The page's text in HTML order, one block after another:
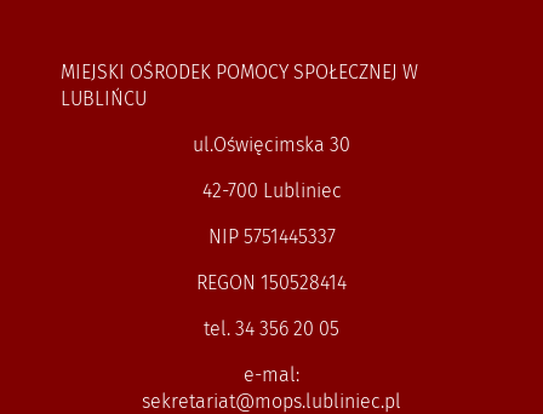
MIEJSKI OŚRODEK POMOCY SPOŁECZNEJ W
LUBLIŃCU
ul.Oświęcimska 30
42-700 Lubliniec
NIP 5751445337
REGON 150528414
tel. 34 356 20 05
e-mal:
sekretariat@mops.lubliniec.pl